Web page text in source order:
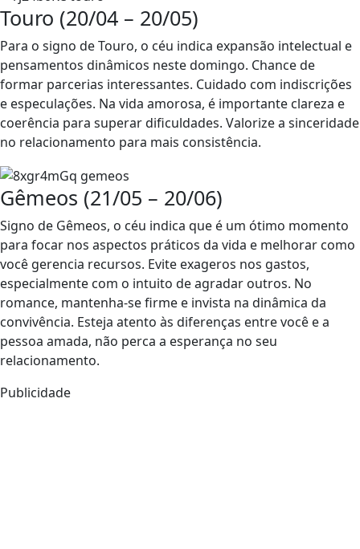
Touro (20/04 – 20/05)
Para o signo de Touro, o céu indica expansão intelectual e
pensamentos dinâmicos neste domingo. Chance de
formar parcerias interessantes. Cuidado com indiscrições
e especulações. Na vida amorosa, é importante clareza e
coerência para superar dificuldades. Valorize a sinceridade
no relacionamento para mais consistência.
Gêmeos (21/05 – 20/06)
Signo de Gêmeos, o céu indica que é um ótimo momento
para focar nos aspectos práticos da vida e melhorar como
você gerencia recursos. Evite exageros nos gastos,
especialmente com o intuito de agradar outros. No
romance, mantenha-se firme e invista na dinâmica da
convivência. Esteja atento às diferenças entre você e a
pessoa amada, não perca a esperança no seu
relacionamento.
Publicidade